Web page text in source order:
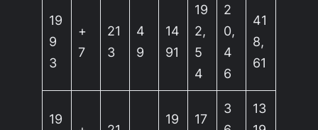
19
9
3
+
7
21
3
4
9
14
91
19
2,
5
4
2
0,
4
6
41
8,
61
19
19
17
3
13